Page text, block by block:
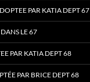
PAR KATIA DEPT 67
LE 67
PAR KATIA DEPT 68
PAR BRICE DEPT 68